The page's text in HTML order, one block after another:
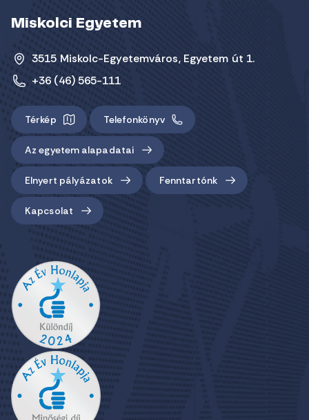
Miskolci Egyetem
3515 Miskolc-Egyetemváros, Egyetem út 1.
+36 (46) 565-111
Térkép Telefonkönyv
Az egyetem alapadatai
Elnyert pályázatok Fenntartónk
Kapcsolat